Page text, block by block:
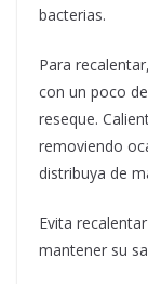
bacterias.
Para
con un poco
reseque.
removiendo
distribuya de
Evita
mantener su